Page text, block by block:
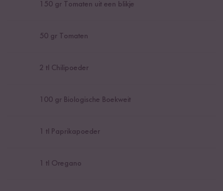
150 gr Tomaten uit een blikje
50 gr Tomaten
2 tl Chilipoeder
100 gr Biologische Boekweit
1 tl Paprikapoeder
1 tl Oregano